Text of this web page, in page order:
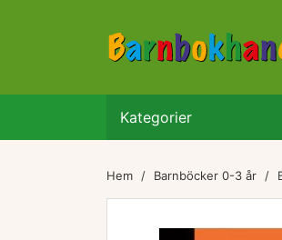
Kategorier
Hem Barnböcker 0-3 år